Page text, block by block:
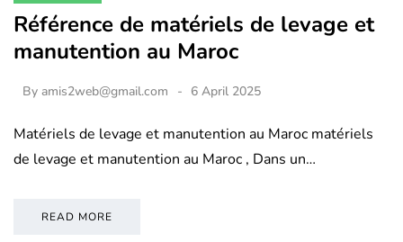
Référence de matériels de levage et
manutention au Maroc
By amis2web@gmail.com 6 April 2025
Matériels de levage et manutention au Maroc matériels
de levage et manutention au Maroc , Dans un…
READ MORE